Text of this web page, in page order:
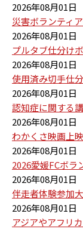
2026年08月01日
災害ボランティ
2026年08月01日
プルタブ仕分け
2026年08月01日
使用済み切手仕
2026年08月01日
認知症に関する
2026年08月01日
わかくさ映画上
2026年08月01日
2026愛媛FCボラ
2026年08月01日
伴走者体験参加
2026年08月01日
アジアやアフリ